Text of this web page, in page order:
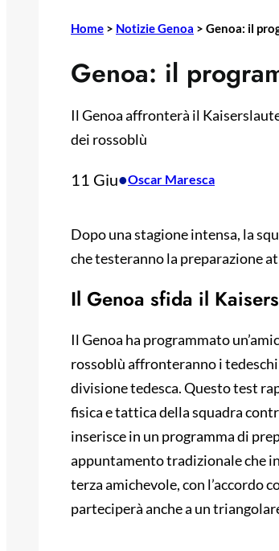
Home > Notizie Genoa > Genoa: il
Genoa: il
Il Genoa affronterà il
dei rossoblù
11 Giu•Oscar Maresca
Dopo una stagione intensa, la
che testeranno la preparazione
Il Genoa sfida il
Il Genoa ha programmato
rossoblù affronteranno i
divisione tedesca. Questo test
fisica e tattica della squadra
inserisce in un programma di
appuntamento tradizionale che
terza amichevole, con l’accordo
parteciperà anche a un